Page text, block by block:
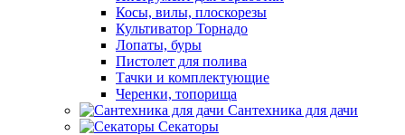
Косы, вилы, плоскорезы
Культиватор Торнадо
Лопаты, буры
Пистолет для полива
Тачки и комплектующие
Черенки, топорища
Сантехника для дачи
Секаторы